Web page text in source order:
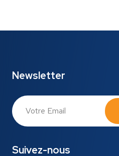
Newsletter
Suivez-nous